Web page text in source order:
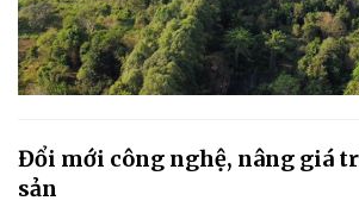
Đổi mới công nghệ, nâng giá
sản